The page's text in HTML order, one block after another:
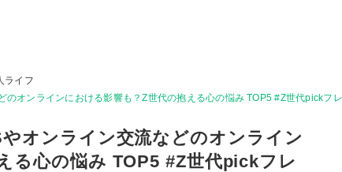
ライフ
のオンラインにおける影響も？Z世代の抱える心の悩み TOP5 #Z世代pickフ
オンライン交流などのオンライン
る心の悩み TOP5 #Z世代pickフレ